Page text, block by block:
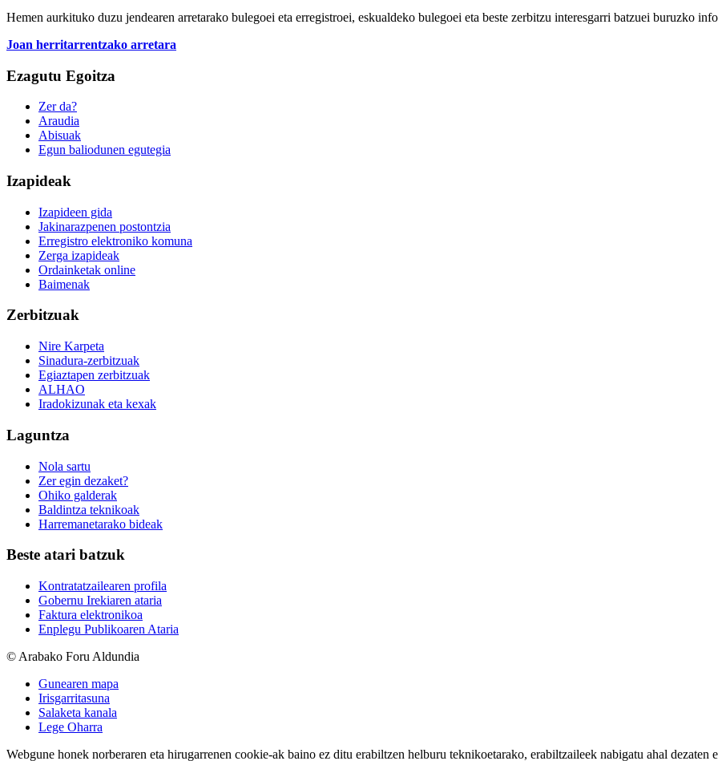
Hemen aurkituko duzu jendearen arretarako bulegoei eta erregistroei, eskualdeko bulegoei eta beste zerbitzu interesgarri batzuei buruzko
Joan herritarrentzako arretara
Ezagutu Egoitza
Zer da?
Araudia
Abisuak
Egun baliodunen egutegia
Izapideak
Izapideen gida
Jakinarazpenen postontzia
Erregistro elektroniko komuna
Zerga izapideak
Ordainketak online
Baimenak
Zerbitzuak
Nire Karpeta
Sinadura-zerbitzuak
Egiaztapen zerbitzuak
ALHAO
Iradokizunak eta kexak
Laguntza
Nola sartu
Zer egin dezaket?
Ohiko galderak
Baldintza teknikoak
Harremanetarako bideak
Beste atari batzuk
Kontratatzailearen profila
Gobernu Irekiaren ataria
Faktura elektronikoa
Enplegu Publikoaren Ataria
© Arabako Foru Aldundia
Gunearen mapa
Irisgarritasuna
Salaketa kanala
Lege Oharra
Webgune honek norberaren eta hirugarrenen cookie-ak baino ez ditu erabiltzen helburu teknikoetarako, erabiltzaileek nabigatu ahal dezaten